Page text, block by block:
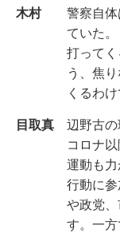
木村
警察自
ていた
打って
う、焦
くるわけ
目取真
辺野古
コロナ
運動も
行動に
や政党
す。一